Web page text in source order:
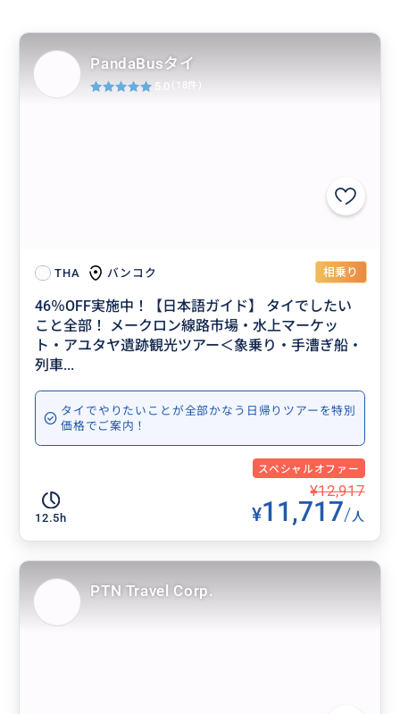
THA バンコク 相乗り
46％OFF実施中！【日本語ガイド】 タイでしたい
こと全部！ メークロン線路市場・水上マーケッ
ト・アユタヤ遺跡観光ツアー＜象乗り・手漕ぎ船・
列車...
タイでやりたいことが全部かなう日帰りツアーを特別
価格でご案内！
スペシャルオファー
12.5h
¥12,917
¥11,717/人
PandaBusタイ
5.0 (18件)
PTN Travel Corp.